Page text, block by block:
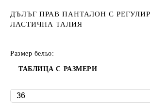
ДЪЛЪГ ПРАВ ПАНТАЛОН С
ЛАСТИЧНА ТАЛИЯ
Размер бельо:
ТАБЛИЦА С РАЗМЕРИ